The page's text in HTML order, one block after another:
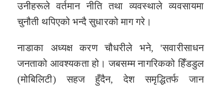
उनीहरूले वर्तमान नीति तथा व्यवस्थाले व्यवसायमा
चुनौती थपिएको भन्दै सुधारको माग गरे।
नाडाका अध्यक्ष करण चौधरीले भने, 'सवारीसाधन
जनताको आवश्यकता हो। जबसम्म नागरिकको हिँडडुल
(मोबिलिटी) सहज हुँदैन, देश समृद्धितर्फ जान